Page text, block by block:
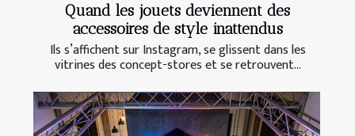
Quand les jouets deviennent des
accessoires de style inattendus
Ils s’affichent sur Instagram, se glissent dans les
vitrines des concept-stores et se retrouvent...